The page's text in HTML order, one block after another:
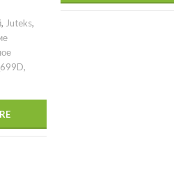
, Juteks,